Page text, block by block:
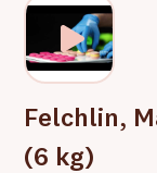
Felchlin,
(6 kg)